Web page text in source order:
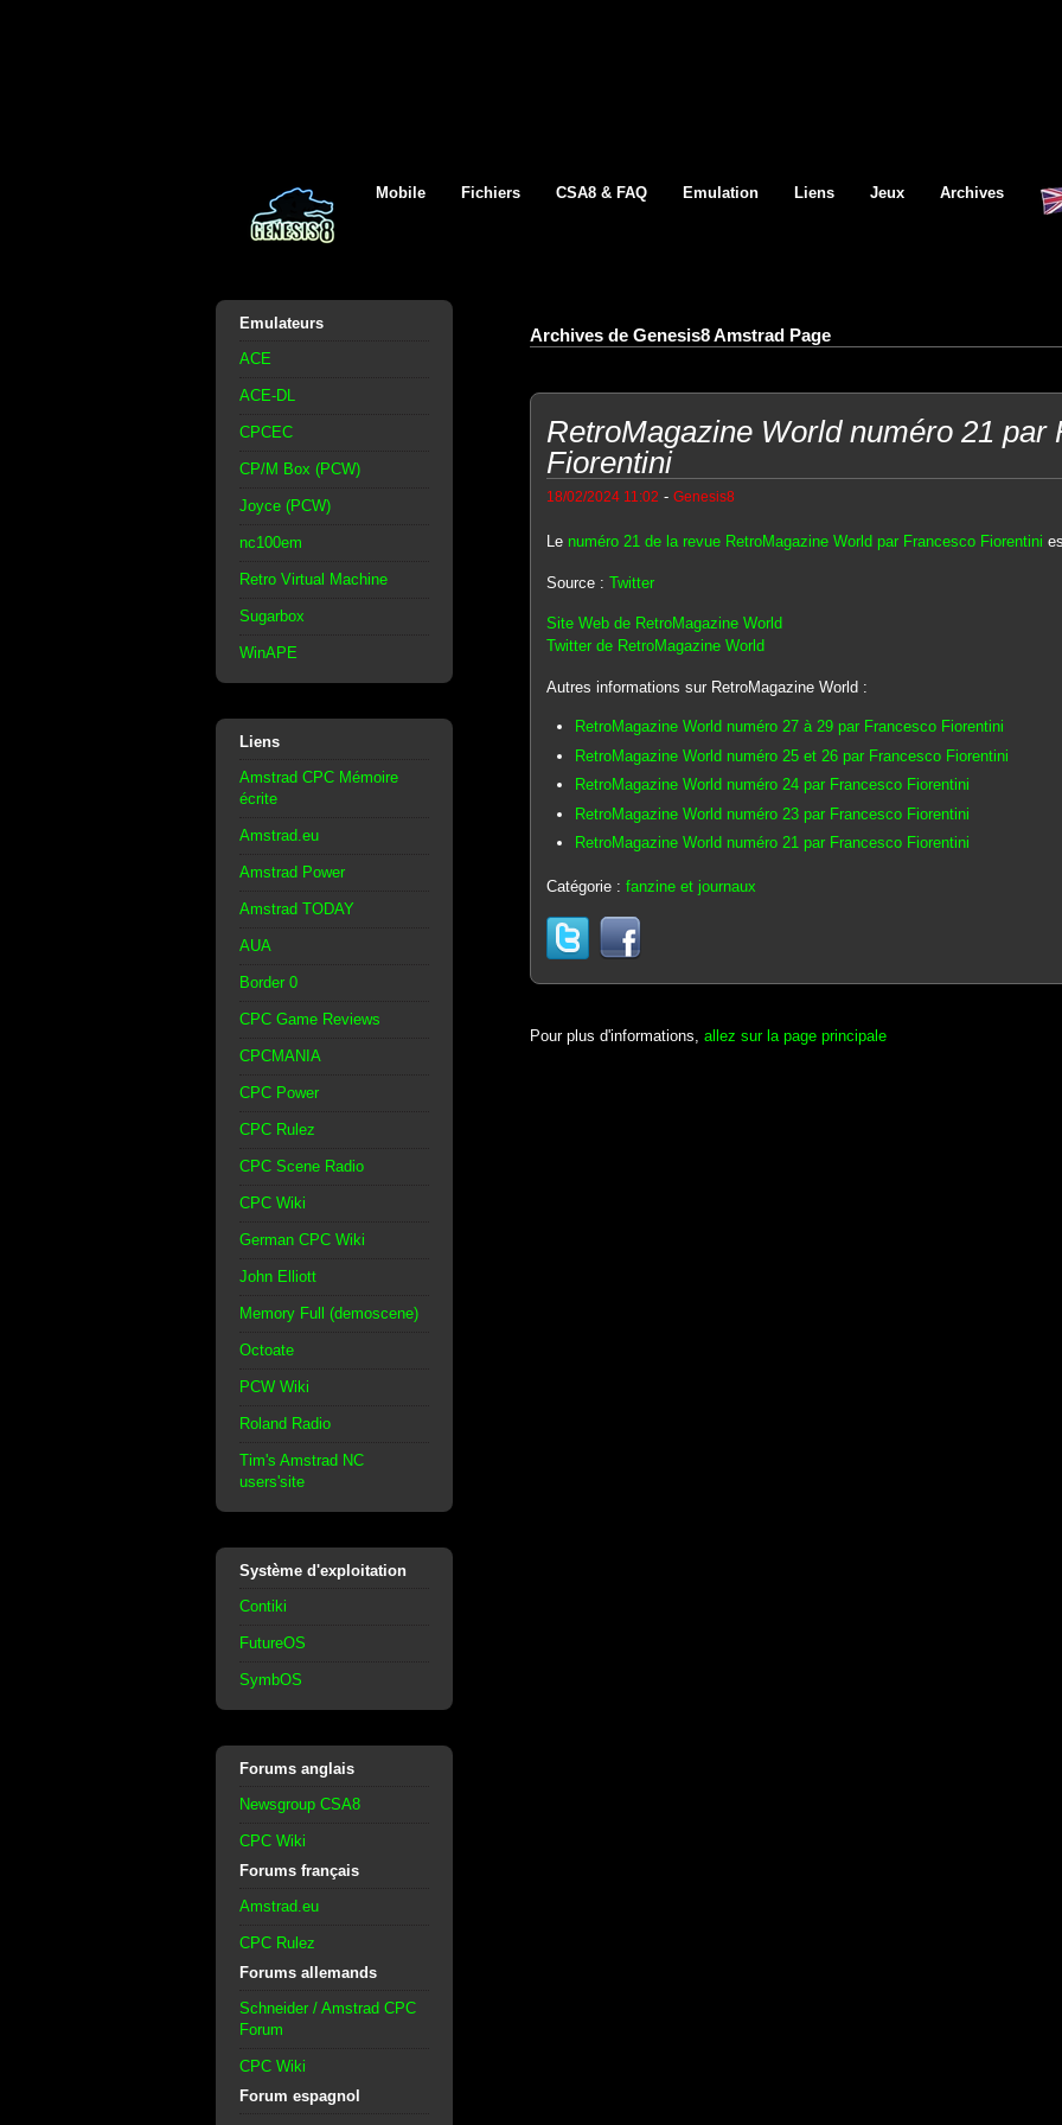
Mobile Fichiers CSA8 & FAQ Emulation Liens Jeux Archives
Emulateurs
ACE
ACE-DL
CPCEC
CP/M Box (PCW)
Joyce (PCW)
nc100em
Retro Virtual Machine
Sugarbox
WinAPE
Liens
Amstrad CPC Mémoire
écrite
Amstrad.eu
Amstrad Power
Amstrad TODAY
AUA
Border 0
CPC Game Reviews
CPCMANIA
CPC Power
CPC Rulez
CPC Scene Radio
CPC Wiki
German CPC Wiki
John Elliott
Memory Full (demoscene)
Octoate
PCW Wiki
Roland Radio
Tim's Amstrad NC
users'site
Système d'exploitation
Contiki
FutureOS
SymbOS
Forums anglais
Newsgroup CSA8
CPC Wiki
Forums français
Amstrad.eu
CPC Rulez
Forums allemands
Schneider / Amstrad CPC
Forum
CPC Wiki
Forum espagnol
Archives de Genesis8 Amstrad Page
RetroMagazine World numéro 21 par
Fiorentini
18/02/2024 11:02 - Genesis8
Le numéro 21 de la revue RetroMagazine World par Francesco Fiorentini
Source : Twitter
Site Web de RetroMagazine World
Twitter de RetroMagazine World
Autres informations sur RetroMagazine World :
RetroMagazine World numéro 27 à 29 par Francesco Fiorentini
RetroMagazine World numéro 25 et 26 par Francesco Fiorentini
RetroMagazine World numéro 24 par Francesco Fiorentini
RetroMagazine World numéro 23 par Francesco Fiorentini
RetroMagazine World numéro 21 par Francesco Fiorentini
Catégorie : fanzine et journaux
Pour plus d'informations, allez sur la page principale